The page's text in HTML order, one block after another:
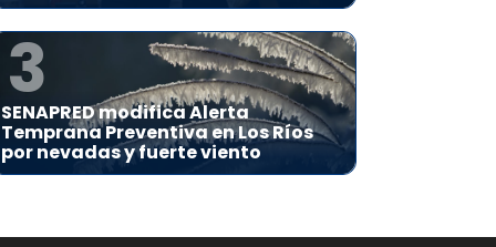
3
SENAPRED modifica Alerta
Temprana Preventiva en Los Ríos
por nevadas y fuerte viento